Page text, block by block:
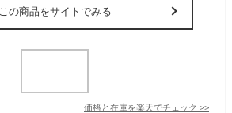
この商品をサイトでみる
価格と在庫を楽天でチェック >>